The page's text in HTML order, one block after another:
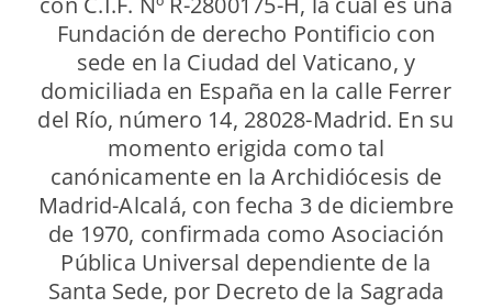
Fundación de derecho Pontificio con
sede en la Ciudad del Vaticano, y
domiciliada en España en la calle Ferrer
del Río, número 14, 28028-Madrid. En su
momento erigida como tal
canónicamente en la Archidiócesis de
Madrid-Alcalá, con fecha 3 de diciembre
de 1970, confirmada como Asociación
Pública Universal dependiente de la
Santa Sede, por Decreto de la Sagrada